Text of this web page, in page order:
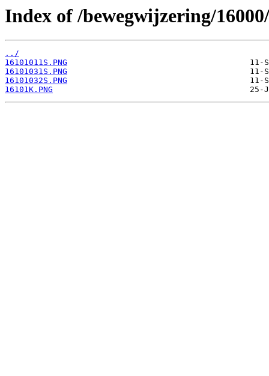
Index of /bewegwijzering/
../
16101011S.PNG
16101031S.PNG
16101032S.PNG
16101K.PNG